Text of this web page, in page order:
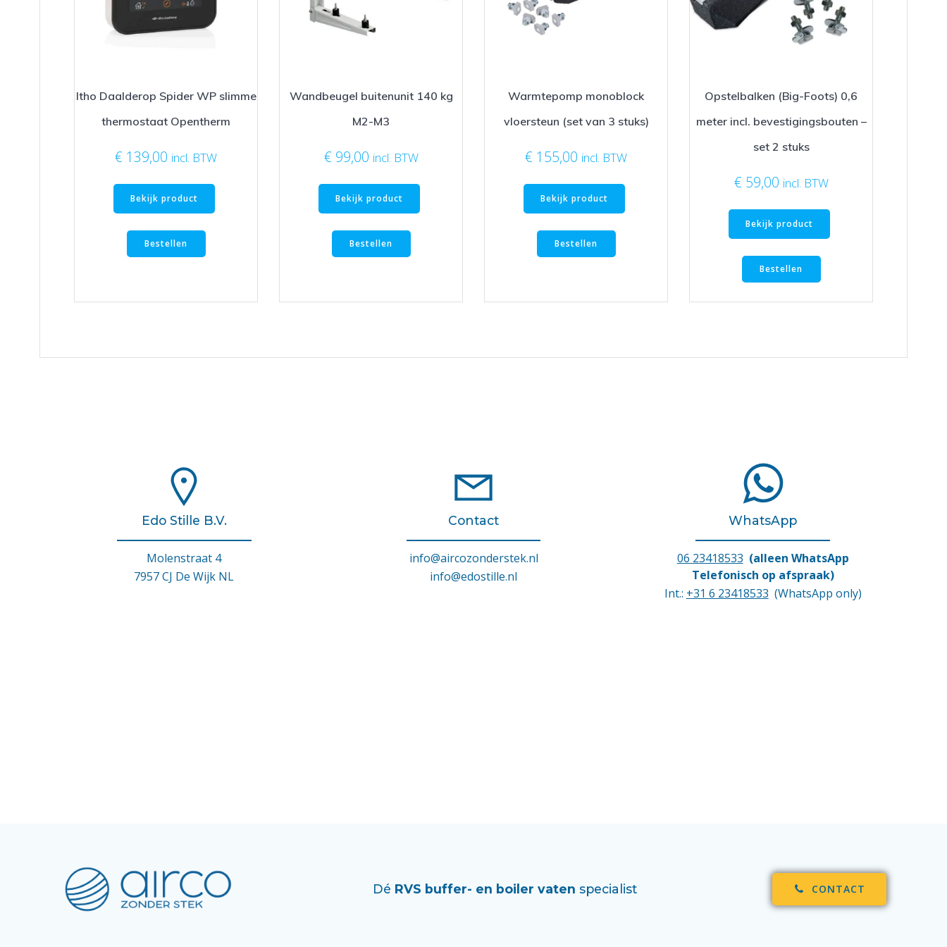
Itho Daalderop Spider WP slimme
thermostaat Opentherm
€ 139,00 incl. BTW
Bekijk product
Bestellen
Wandbeugel buitenunit 140 kg
M2-M3
€ 99,00 incl. BTW
Bekijk product
Bestellen
Warmtepomp monoblock
vloersteun (set van 3 stuks)
€ 155,00 incl. BTW
Bekijk product
Bestellen
Opstelbalken (Big-Foots) 0,6
meter incl. bevestigingsbouten –
set 2 stuks
€ 59,00 incl. BTW
Bekijk product
Bestellen
Edo Stille B.V.
Molenstraat 4
7957 CJ De Wijk NL
Contact
info@aircozonderstek.nl
info@edostille.nl
WhatsApp
06 23418533 (alleen WhatsApp
Telefonisch op afspraak)
Int.: +31 6 23418533 (WhatsApp only)
Dé RVS buffer- en boiler vaten specialist CONTACT